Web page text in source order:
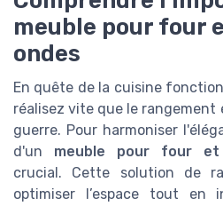
meuble pour four
ondes
En quête de la cuisine
réalisez vite que le
guerre. Pour harmoniser
d'un meuble pour four et
crucial. Cette solution de
optimiser l’espace tout en